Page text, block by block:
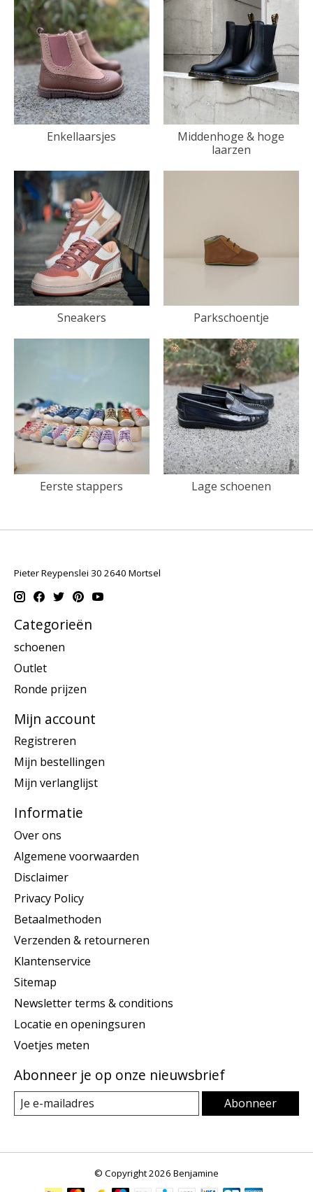
Enkellaarsjes
Middenhoge & hoge
laarzen
Sneakers Parkschoentje
Eerste stappers Lage schoenen
Pieter Reypenslei 30 2640 Mortsel
Categorieën
schoenen
Outlet
Ronde prijzen
Mijn account
Registreren
Mijn bestellingen
Mijn verlanglijst
Informatie
Over ons
Algemene voorwaarden
Disclaimer
Privacy Policy
Betaalmethoden
Verzenden & retourneren
Klantenservice
Sitemap
Newsletter terms & conditions
Locatie en openingsuren
Voetjes meten
Abonneer je op onze nieuwsbrief
Abonneer
© Copyright 2026 Benjamine